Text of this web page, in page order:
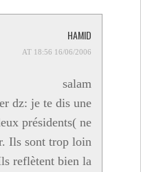
HAMID
16/06/2006 AT 18:56
salam
dz: je te dis une
présidents( ne
Ils sont trop loin
reflètent bien la